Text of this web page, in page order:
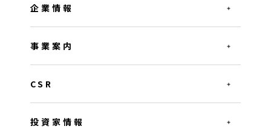
企業情報
事業案内
CSR
投資家情報